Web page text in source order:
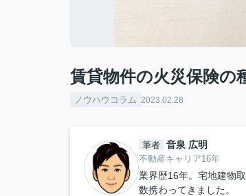
賃貸物件の火災保険の
ノウハウコラム 2023.02.28
筆者 音泉 広明
不動産キャリア16年
業界歴16年。宅地建物
数携わってきました。